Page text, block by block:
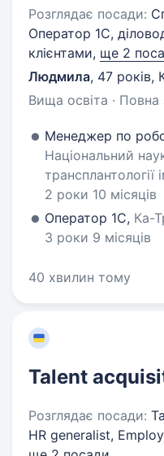
Розглядає посади:
Оператор 1C,
клієнтами, ще 2
Людмила, 47 років,
Вища освіта · Повна
Менеджер по
Національний
2 роки 10 місяців
Оператор 1C, Ка-
3 роки 9 місяців
40 хвилин тому
Talent
Розглядає посади:
HR generalist,